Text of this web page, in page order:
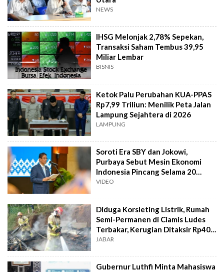
NEWS
IHSG Melonjak 2,78% Sepekan,
Transaksi Saham Tembus 39,95
Miliar Lembar
BISNIS
Ketok Palu Perubahan KUA-PPAS
Rp7,99 Triliun: Menilik Peta Jalan
Lampung Sejahtera di 2026
LAMPUNG
Soroti Era SBY dan Jokowi,
Purbaya Sebut Mesin Ekonomi
Indonesia Pincang Selama 20
Tahun
VIDEO
Diduga Korsleting Listrik, Rumah
Semi-Permanen di Ciamis Ludes
Terbakar, Kerugian Ditaksir Rp40
Juta
JABAR
Gubernur Luthfi Minta Mahasiswa